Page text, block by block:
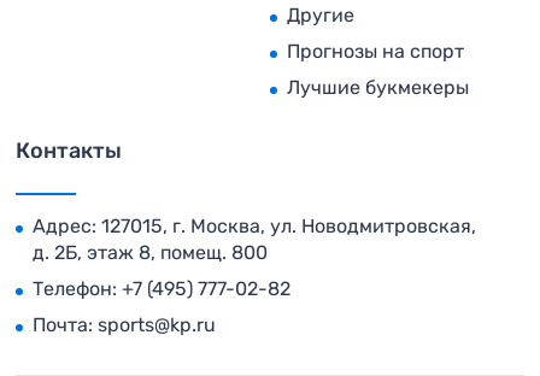
Другие
Прогнозы на спорт
Лучшие букмекеры
Контакты
Адрес: 127015, г. Москва, ул. Новодмитровская,
д. 2Б, этаж 8, помещ. 800
Телефон: +7 (495) 777-02-82
Почта: sports@kp.ru